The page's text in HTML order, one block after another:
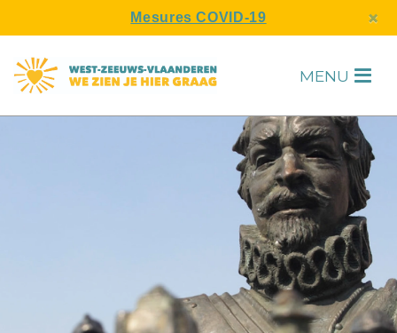
Mesures COVID-19 ×
MENU H